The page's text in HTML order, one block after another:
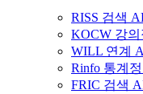
RISS 검색
KOCW 강
WILL 연계
Rinfo 통계
FRIC 검색